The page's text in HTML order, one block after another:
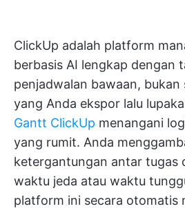
ClickUp adalah platform
berbasis AI lengkap dengan
penjadwalan bawaan, bukan
yang Anda ekspor lalu
Gantt ClickUp menangani
yang rumit. Anda
ketergantungan antar tugas
waktu jeda atau waktu
platform ini secara otomatis